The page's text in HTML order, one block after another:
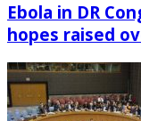
Ebola in DR
hopes raised